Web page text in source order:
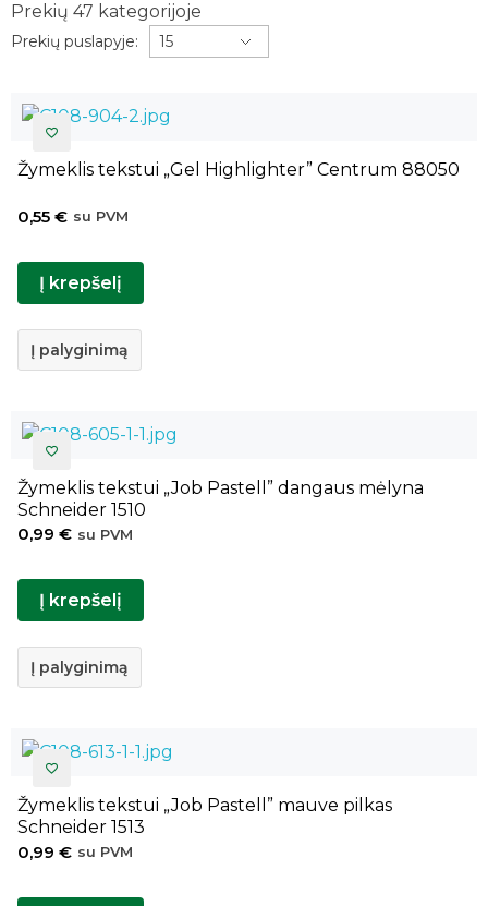
Prekių 47 kategorijoje
Prekių puslapyje:
Žymeklis tekstui „Gel Highlighter” Centrum 88050
0,55 € su PVM
Į krepšelį
Į palyginimą
Žymeklis tekstui „Job Pastell” dangaus mėlyna
Schneider 1510
0,99 € su PVM
Į krepšelį
Į palyginimą
Žymeklis tekstui „Job Pastell” mauve pilkas
Schneider 1513
0,99 € su PVM